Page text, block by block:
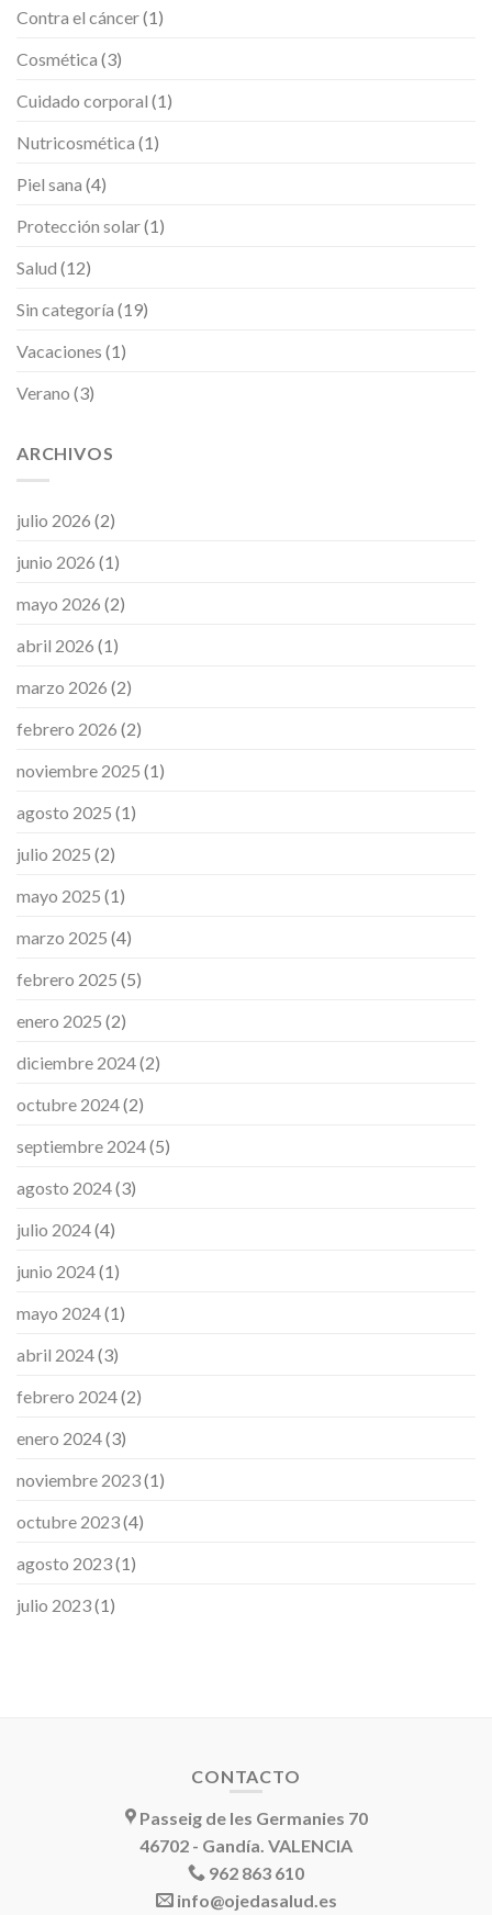
Contra el cáncer(1)
Cosmética (3)
Cuidado corporal (1)
Nutricosmética (1)
Piel sana (4)
Protección solar(1)
Salud (12)
Sin categoría (19)
Vacaciones (1)
Verano (3)
ARCHIVOS
julio 2026 (2)
junio 2026 (1)
mayo 2026 (2)
abril 2026 (1)
marzo 2026 (2)
febrero 2026 (2)
noviembre 2025 (1)
agosto 2025 (1)
julio 2025 (2)
mayo 2025 (1)
marzo 2025 (4)
febrero 2025 (5)
enero 2025 (2)
diciembre 2024(2)
octubre 2024(2)
septiembre 2024(5)
agosto 2024(3)
julio 2024(4)
junio 2024(1)
mayo 2024(1)
abril 2024(3)
febrero 2024(2)
enero 2024(3)
noviembre 2023(1)
octubre 2023(4)
agosto 2023(1)
julio 2023(1)
CONTACTO
Passeig de les Germanies 70
46702 - Gandía. VALENCIA
962 863 610
info@ojedasalud.es